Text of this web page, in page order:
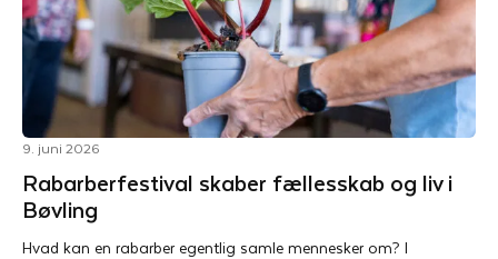
Rabarberfestival skaber fællesskab og liv i
Bøvling
9. juni 2026
Hvad kan en rabarber egentlig samle mennesker om? I